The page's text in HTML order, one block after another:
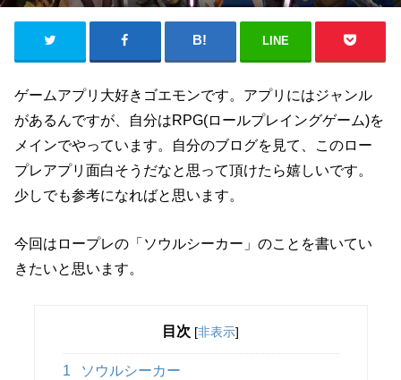
LINE
ゲームアプリ大好きゴエモンです。アプリにはジャンル
があるんですが、自分はRPG(ロールプレイングゲーム)を
メインでやっています。自分のブログを見て、このロー
プレアプリ面白そうだなと思って頂けたら嬉しいです。
少しでも参考になればと思います。
今回はロープレの「ソウルシーカー」のことを書いてい
きたいと思います。
目次 [非表示]
1 ソウルシーカー